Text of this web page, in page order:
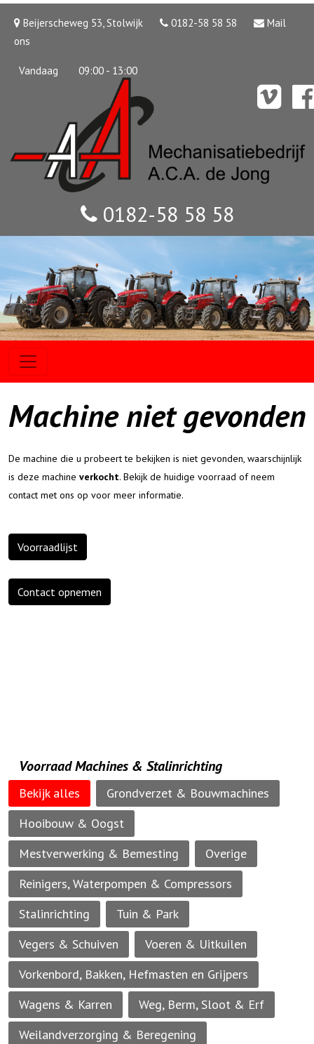
Beijerscheweg 53, Stolwijk 0182-58 58 58
Mail
ons
Vandaag 09:00 - 13:00
0182-58 58 58
Machine niet gevonden
De machine die u probeert te bekijken is niet gevonden, waarschijnlijk
is deze machine verkocht. Bekijk de huidige voorraad of neem
contact met ons op voor meer informatie.
Voorraadlijst
Contact opnemen
Voorraad Machines & Stalinrichting
Bekijk alles
Grondverzet & Bouwmachines
Hooibouw & Oogst
Mestverwerking & Bemesting
Overige
Reinigers, Waterpompen & Compressors
Stalinrichting
Tuin & Park
Vegers & Schuiven
Voeren & Uitkuilen
Vorkenbord, Bakken, Hefmasten en Grijpers
Wagens & Karren
Weg, Berm, Sloot & Erf
Weilandverzorging & Beregening